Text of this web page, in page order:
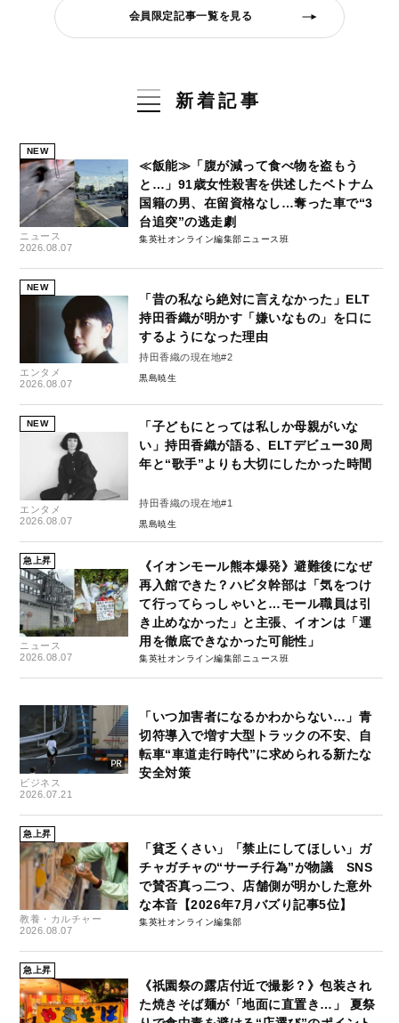
会員限定記事一覧を見る
新着記事
NEW
ニュース
2026.08.07
≪飯能≫「腹が減って食べ物を盗もう
と…」91歳女性殺害を供述したベトナム
国籍の男、在留資格なし…奪った車で“3
台追突”の逃走劇
集英社オンライン編集部ニュース班
NEW
エンタメ
2026.08.07
「昔の私なら絶対に言えなかった」ELT
持田香織が明かす「嫌いなもの」を口に
するようになった理由
持田香織の現在地#2
黒島暁生
NEW
エンタメ
2026.08.07
「子どもにとっては私しか母親がいな
い」持田香織が語る、ELTデビュー30周
年と“歌手”よりも大切にしたかった時間
持田香織の現在地#1
黒島暁生
急上昇
ニュース
2026.08.07
《イオンモール熊本爆発》避難後になぜ
再入館できた？ハビタ幹部は「気をつけ
て行ってらっしゃいと…モール職員は引
き止めなかった」と主張、イオンは「運
用を徹底できなかった可能性」
集英社オンライン編集部ニュース班
ビジネス
2026.07.21
「いつ加害者になるかわからない…」青
切符導入で増す大型トラックの不安、自
転車“車道走行時代”に求められる新たな
安全対策
急上昇
教養・カルチャー
2026.08.07
「貧乏くさい」「禁止にしてほしい」ガ
チャガチャの“サーチ行為”が物議 SNS
で賛否真っ二つ、店舗側が明かした意外
な本音【2026年7月バズり記事5位】
集英社オンライン編集部
急上昇
《祇園祭の露店付近で撮影？》包装され
た焼きそば麺が「地面に直置き…」 夏祭